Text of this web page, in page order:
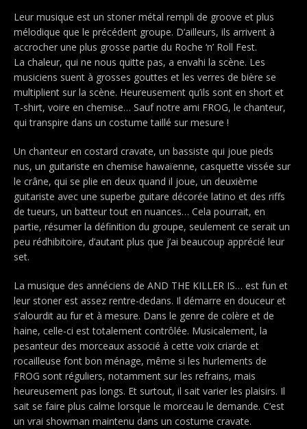
Leur musique est un stoner métal rempli de groove et plus
mélodique que le précédent groupe. D’ailleurs, ils arrivent à
accrocher une plus grosse partie du Roche ‘n’ Roll Fest.
La chaleur, qui ne nous quitte pas, a envahi la scène. Les
musiciens suent à grosses gouttes et les verres de bière se
multiplient sur la scène. Heureusement qu’ils sont en short et
T-shirt, voire en chemise… Sauf notre ami FROG, le chanteur,
qui transpire dans un costume taillé sur mesure !
Un chanteur en costard cravate, un bassiste qui joue pieds
nus, un guitariste en chemise hawaïenne, casquette vissée sur
le crâne, qui se plie en deux quand il joue, un deuxième
guitariste avec une superbe guitare décorée latino et des riffs
de tueurs, un batteur tout en nuances… Cela pourrait, en
partie, résumer la définition du groupe, seulement ce serait un
peu rédhibitoire, d’autant plus que j’ai beaucoup apprécié leur
set.
La musique des annéciens de AND THE KILLER IS… est fun et
leur stoner est assez rentre-dedans. Il démarre en douceur et
s’alourdit au fur et à mesure. Dans le genre de colère et de
haine, celle-ci est totalement contrôlée. Musicalement, la
pesanteur des morceaux associé à cette voix criarde et
rocailleuse font bon ménage, même si les hurlements de
FROG sont réguliers, notamment sur les refrains, mais
heureusement pas longs. Et surtout, il sait varier les plaisirs. Il
sait se faire plus calme lorsque le morceau le demande. C’est
un vrai showman maintenu dans un costume cravate.